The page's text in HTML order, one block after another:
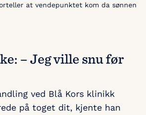
at vendepunktet kom da sønnen
– Jeg ville snu før
ved Blå Kors klinikk
på toget dit, kjente han